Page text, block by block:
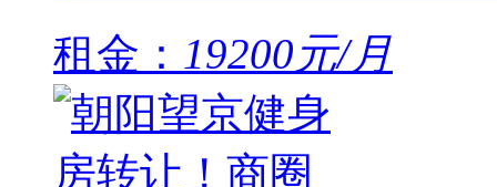
租金： 19200元/月